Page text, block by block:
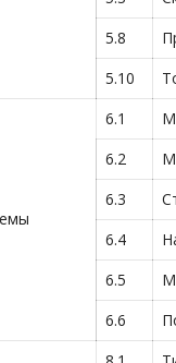
5.8
5.10
6.1
6.2
6.3
6.4
6.5
6.6